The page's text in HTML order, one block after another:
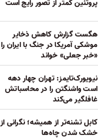
پروتئین کمتر از تصور رایج است
هگست گزارش کاهش ذخایر
موشکی آمریکا در جنگ با ایران را
«خبر جعلی» خواند
نیویورک‌تایمز: تهران چهار دهه
است واشنگتن را در محاسباتش
غافلگیر می‌کند
کابل تشنه‌تر از همیشه؛ نگرانی از
خشک‌ شدن چاه‌ها